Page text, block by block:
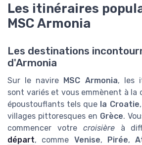
Les itinéraires
MSC Armonia
Les destinations
d'Armonia
Sur le navire MSC Armonia, les
sont variés et vous emmènent à la
époustouflants tels que la Croatie,
villages pittoresques en Grèce.
commencer votre croisièreà
départ, comme Venise, Pirée,